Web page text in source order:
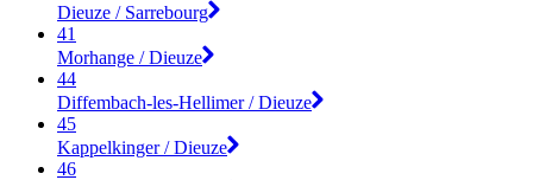
Dieuze / Sarrebourg
41
Morhange / Dieuze
44
Diffembach-les-Hellimer / Dieuze
45
Kappelkinger / Dieuze
46